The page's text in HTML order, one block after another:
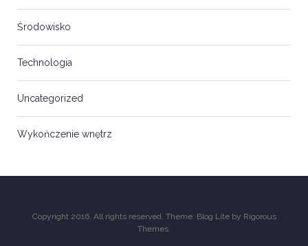
Środowisko
Technologia
Uncategorized
Wykończenie wnętrz
Copyright 2016. All rights reserved. Theme: Blog Lite by Rigorous
Themes